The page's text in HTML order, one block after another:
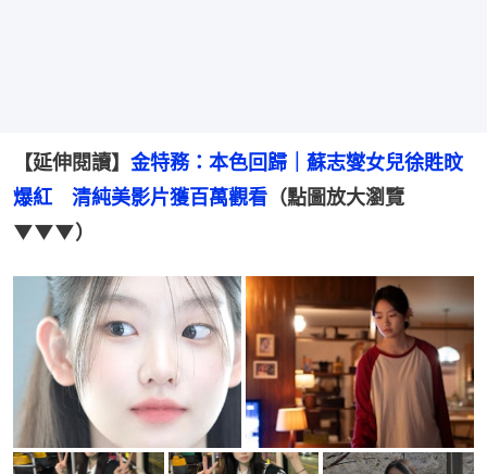
【延伸閱讀】 金特務：本色回歸｜蘇志燮女兒徐貹旼
爆紅　清純美影片獲百萬觀看 （點圖放大瀏覽
▼▼▼）